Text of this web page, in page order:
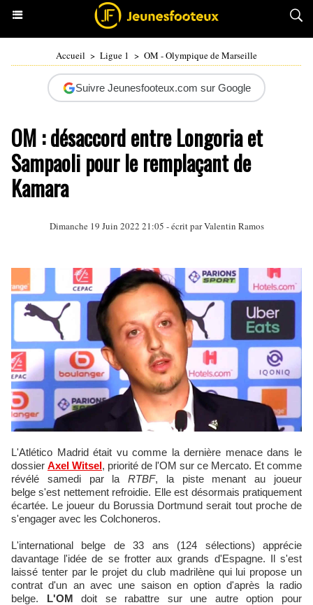
Accueil > Ligue 1 > OM - Olympique de Marseille
Suivre Jeunesfooteux.com sur Google
OM : désaccord entre Longoria et
Sampaoli pour le remplaçant de
Kamara
Dimanche 19 Juin 2022 21:05 - écrit parValentin Ramos
L'Atlético Madrid était vu comme la dernière menace dans le
dossier Axel Witsel, priorité de l'OM sur ce Mercato. Et comme
révélé samedi par laRTBF, la piste menant au joueur
belge s'est nettement refroidie. Elle est désormais pratiquement
écartée. Le joueur du Borussia Dortmund serait tout proche de
s'engager avec les Colchoneros.
L'international belge de 33 ans (124 sélections) apprécie
davantage l'idée de se frotter aux grands d'Espagne. Il s'est
laissé tenter par le projet du club madrilène qui lui propose un
contrat d'un an avec une saison en option d'après la radio
belge. L'OM doit se rabattre sur une autre option pour